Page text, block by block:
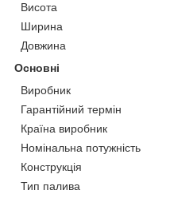
Висота
Ширина
Довжина
Основні
Виробник
Гарантійний термін
Країна виробник
Номінальна потужність
Конструкція
Тип палива